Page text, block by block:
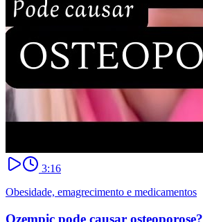
3:16
Obesidade, emagrecimento e medicamentos
Ozempic pode causar osteoporose?